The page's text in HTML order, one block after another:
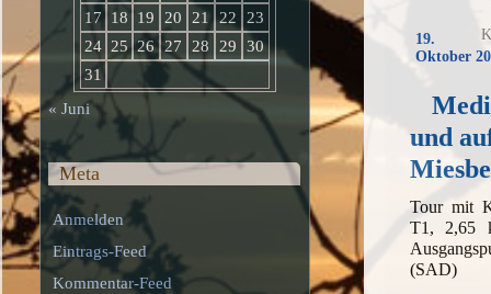
19.
Oktober
und
Tour mit
T1, 2,65
(SAD)
17
18 19 20 21 22
23
24 25 26 27 28 29
30
31
« Juni
Meta
Anmelden
Eintrags-Feed
Kommentar-Feed